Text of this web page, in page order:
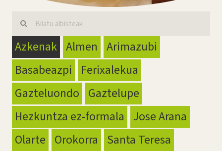
Azkenak Almen Arimazubi
Basabeazpi
Ferixalekua
Gazteluondo Gaztelupe
Hezkuntza ez-formala Jose Arana
Olarte Orokorra Santa Teresa